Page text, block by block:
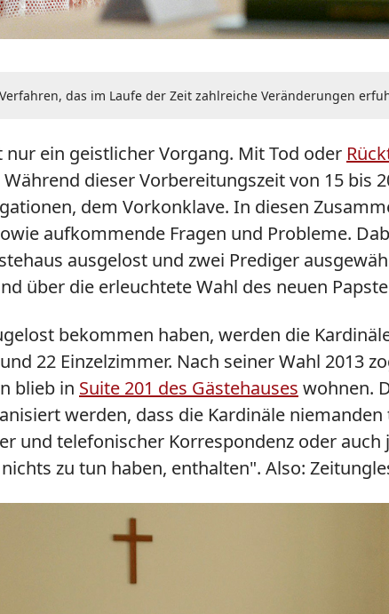
das im Laufe der Zeit zahlreiche Veränderungen
ein geistlicher Vorgang. Mit Tod oder
dieser Vorbereitungszeit von 15 bis
dem Vorkonklave. In diesen
aufkommende Fragen und Probleme.
ausgelost und zwei Prediger
über die erleuchtete Wahl des neuen
bekommen haben, werden die
22 Einzelzimmer. Nach seiner Wahl 2013
blieb in Suite 201 des Gästehauses wohnen.
werden, dass die Kardinäle
und telefonischer Korrespondenz oder
zu tun haben, enthalten". Also: